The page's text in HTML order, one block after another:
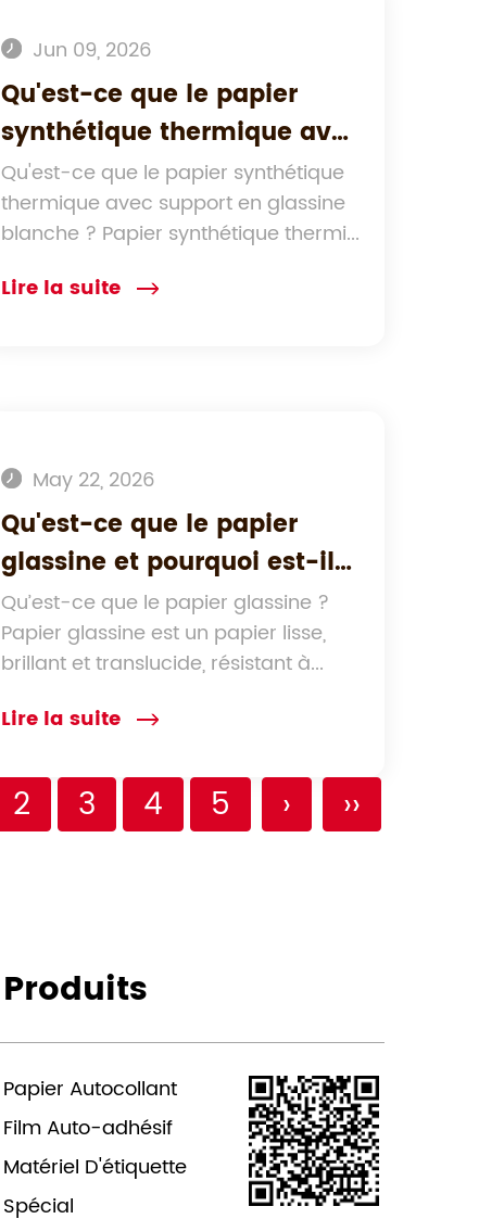
Jun 09, 2026
Qu'est-ce que le papier
synthétique thermique avec
support en glassine blanche
et quand devez-vous
l'utiliser ?
Qu'est-ce que le papier synthétique
thermique avec support en glassine
blanche ? Papier synthétique thermi...
Lire la suite
May 22, 2026
Qu'est-ce que le papier
glassine et pourquoi est-il
utilisé dans l'emballage et
l'artisanat ?
Qu’est-ce que le papier glassine ?
Papier glassine est un papier lisse,
brillant et translucide, résistant à...
Lire la suite
2 3 4 5 › ››
Produits
Papier Autocollant
Film Auto-adhésif
Matériel D'étiquette
Spécial